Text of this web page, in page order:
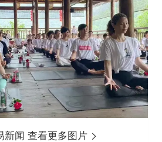
新闻 查看更多图片